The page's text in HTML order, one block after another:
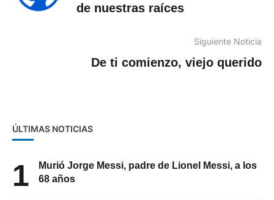
de nuestras raíces
Siguiente Noticia
De ti comienzo, viejo querido
ÚLTIMAS NOTICIAS
1
Murió Jorge Messi, padre de Lionel Messi, a los
68 años